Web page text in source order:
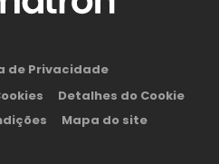
de Privacidade
Detalhes do Cookie
Mapa do site